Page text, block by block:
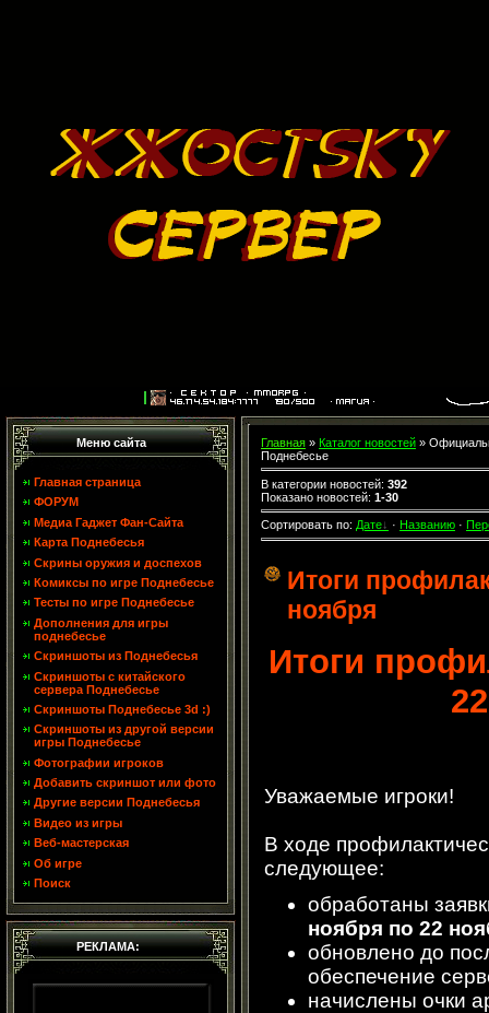
Меню сайта
Главная страница
ФОРУМ
Медиа Гаджет Фан-Сайта
Карта Поднебесья
Скрины оружия и доспехов
Комиксы по игре Поднебесье
Тесты по игре Поднебесье
Дополнения для игры
поднебесье
Скриншоты из Поднебесья
Скриншоты с китайского
сервера Поднебесье
Скриншоты Поднебесье 3d :)
Скриншоты из другой версии
игры Поднебесье
Фотографии игроков
Добавить скриншот или фото
Другие версии Поднебесья
Видео из игры
Веб-мастерская
Об игре
Поиск
РЕКЛАМА:
Главная » Каталог новостей »
Поднебесье
В категории новостей: 392
Показано новостей: 1-30
Сортировать по: Дате · Названию ·
Итоги
ноября
Итоги
Уважаемые игроки!
В ходе
следующее:
обработаны
ноября по 22
обновлено до
обеспечение
начислены очки